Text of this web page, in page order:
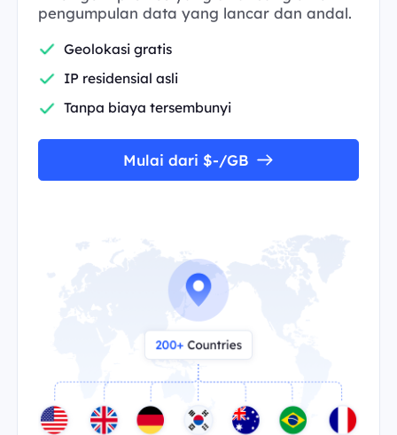
pengumpulan data yang lancar dan andal.
Geolokasi gratis
IP residensial asli
Tanpa biaya tersembunyi
Mulai dari $-/GB